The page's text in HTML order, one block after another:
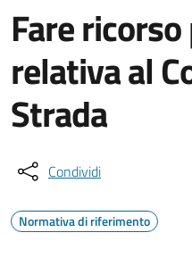
Fare
relativa al
Strada
Condividi
Normativa di riferimento